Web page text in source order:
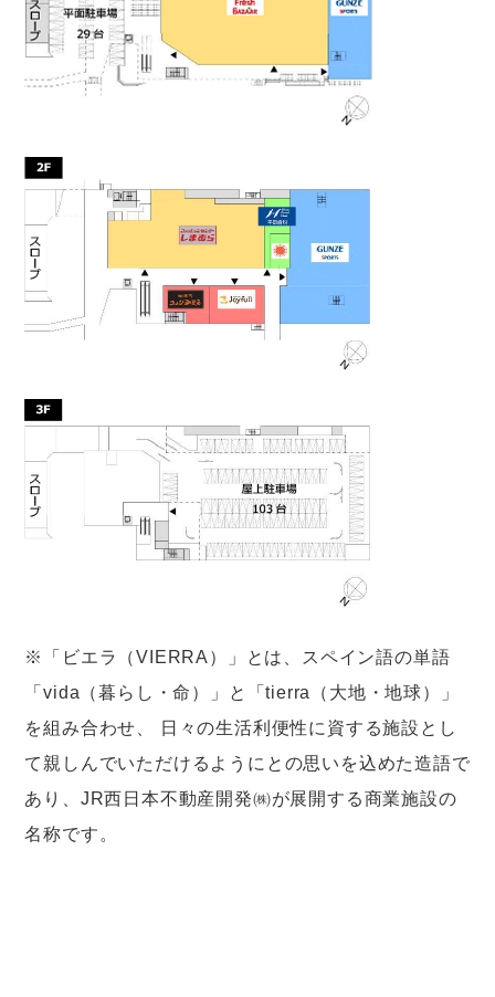
※「ビエラ（VIERRA）」とは、スペイン語の単語
「vida（暮らし・命）」と「tierra（大地・地球）」
を組み合わせ、 日々の生活利便性に資する施設とし
て親しんでいただけるようにとの思いを込めた造語で
あり、JR西日本不動産開発㈱が展開する商業施設の
名称です。